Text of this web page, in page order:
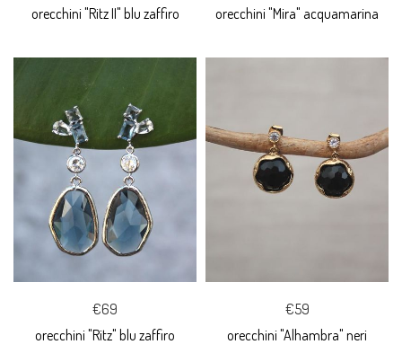
orecchini "Ritz II" blu zaffiro
orecchini "Mira" acquamarina
€69
orecchini "Ritz" blu zaffiro
€59
orecchini "Alhambra" neri